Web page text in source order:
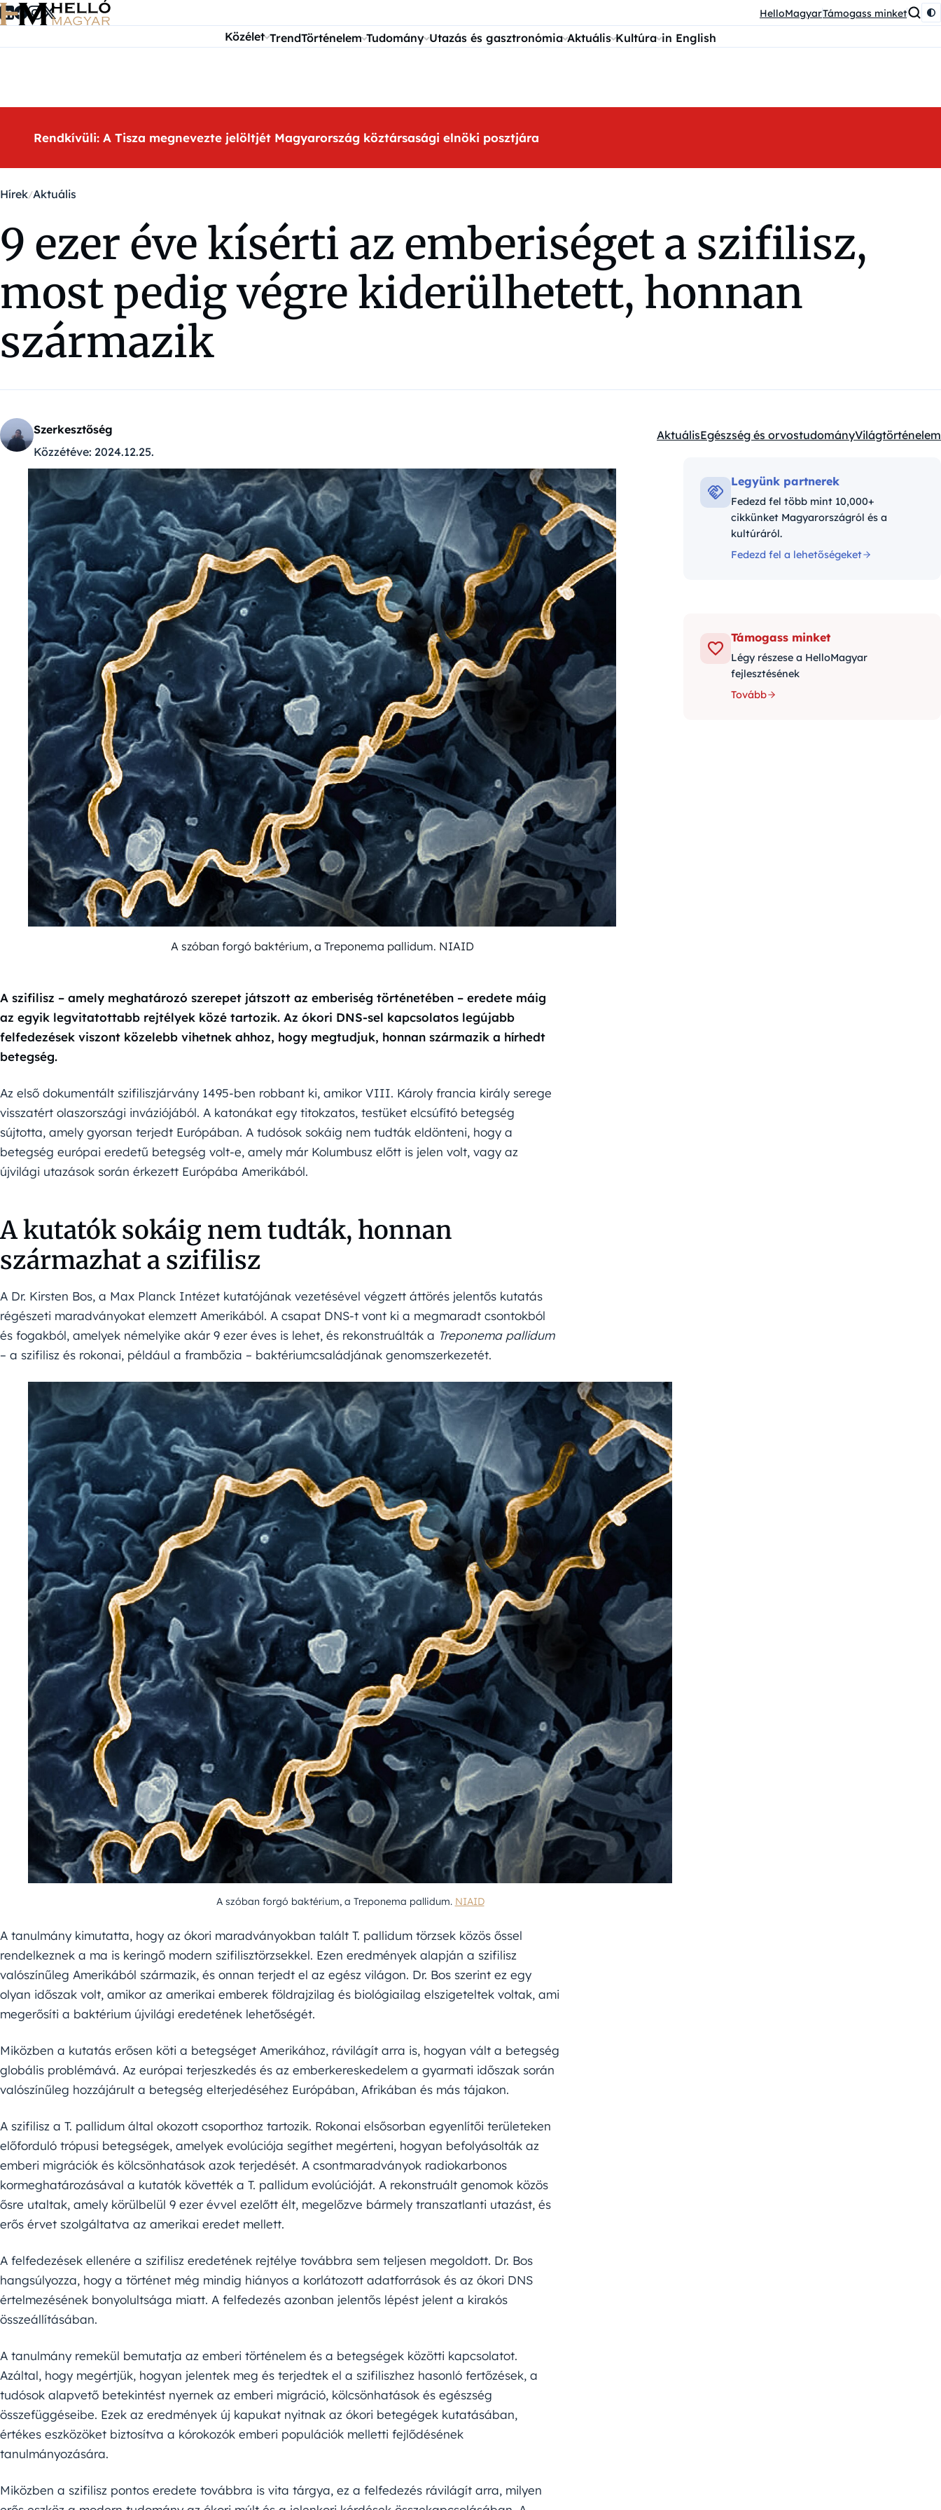
Ugrás a tartalomra HelloMagyarTámogass minket
Közélet TrendTörténelem Tudomány Utazás és gasztronómia Aktuális Kultúra in English
Rendkívüli: A Tisza megnevezte jelöltjét Magyarország köztársasági elnöki posztjára
Hírek Aktuális
9 ezer éve kísérti az emberiséget a szifilisz,
most pedig végre kiderülhetett, honnan
származik
Szerkesztőség
Közzétéve: 2024.12.25.
Kategóriák:
AktuálisEgészség és orvostudományVilágtörténelem
A szóban forgó baktérium, a Treponema pallidum. NIAID
A szifilisz – amely meghatározó szerepet játszott az emberiség történetében – eredete máig
az egyik legvitatottabb rejtélyek közé tartozik. Az ókori DNS-sel kapcsolatos legújabb
felfedezések viszont közelebb vihetnek ahhoz, hogy megtudjuk, honnan származik a hírhedt
betegség.
Az első dokumentált szifiliszjárvány 1495-ben robbant ki, amikor VIII. Károly francia király serege
visszatért olaszországi inváziójából. A katonákat egy titokzatos, testüket elcsúfító betegség
sújtotta, amely gyorsan terjedt Európában. A tudósok sokáig nem tudták eldönteni, hogy a
betegség európai eredetű betegség volt-e, amely már Kolumbusz előtt is jelen volt, vagy az
újvilági utazások során érkezett Európába Amerikából.
A kutatók sokáig nem tudták, honnan
származhat a szifilisz
A Dr. Kirsten Bos, a Max Planck Intézet kutatójának vezetésével végzett áttörés jelentős kutatás
régészeti maradványokat elemzett Amerikából. A csapat DNS-t vont ki a megmaradt csontokból
és fogakból, amelyek némelyike akár 9 ezer éves is lehet, és rekonstruálták a Treponema pallidum
– a szifilisz és rokonai, például a frambőzia – baktériumcsaládjának genomszerkezetét.
A szóban forgó baktérium, a Treponema pallidum. NIAID
A tanulmány kimutatta, hogy az ókori maradványokban talált T. pallidum törzsek közös őssel
rendelkeznek a ma is keringő modern szifilisztörzsekkel. Ezen eredmények alapján a szifilisz
valószínűleg Amerikából származik, és onnan terjedt el az egész világon. Dr. Bos szerint ez egy
olyan időszak volt, amikor az amerikai emberek földrajzilag és biológiailag elszigeteltek voltak, ami
megerősíti a baktérium újvilági eredetének lehetőségét.
Miközben a kutatás erősen köti a betegséget Amerikához, rávilágít arra is, hogyan vált a betegség
globális problémává. Az európai terjeszkedés és az emberkereskedelem a gyarmati időszak során
valószínűleg hozzájárult a betegség elterjedéséhez Európában, Afrikában és más tájakon.
A szifilisz a T. pallidum által okozott csoporthoz tartozik. Rokonai elsősorban egyenlítői területeken
előforduló trópusi betegségek, amelyek evolúciója segíthet megérteni, hogyan befolyásolták az
emberi migrációk és kölcsönhatások azok terjedését. A csontmaradványok radiokarbonos
kormeghatározásával a kutatók követték a T. pallidum evolúcióját. A rekonstruált genomok közös
ősre utaltak, amely körülbelül 9 ezer évvel ezelőtt élt, megelőzve bármely transzatlanti utazást, és
erős érvet szolgáltatva az amerikai eredet mellett.
A felfedezések ellenére a szifilisz eredetének rejtélye továbbra sem teljesen megoldott. Dr. Bos
hangsúlyozza, hogy a történet még mindig hiányos a korlátozott adatforrások és az ókori DNS
értelmezésének bonyolultsága miatt. A felfedezés azonban jelentős lépést jelent a kirakós
összeállításában.
A tanulmány remekül bemutatja az emberi történelem és a betegségek közötti kapcsolatot.
Azáltal, hogy megértjük, hogyan jelentek meg és terjedtek el a szifiliszhez hasonló fertőzések, a
tudósok alapvető betekintést nyernek az emberi migráció, kölcsönhatások és egészség
összefüggéseibe. Ezek az eredmények új kapukat nyitnak az ókori betegégek kutatásában,
értékes eszközöket biztosítva a kórokozók emberi populációk melletti fejlődésének
tanulmányozására.
Miközben a szifilisz pontos eredete továbbra is vita tárgya, ez a felfedezés rávilágít arra, milyen
Legyünk partnerek
Fedezd fel több mint 10,000+
cikkünket Magyarországról és a
kultúráról.
Fedezd fel a lehetőségeket
Támogass minket
Légy részese a HelloMagyar
fejlesztésének
Tovább